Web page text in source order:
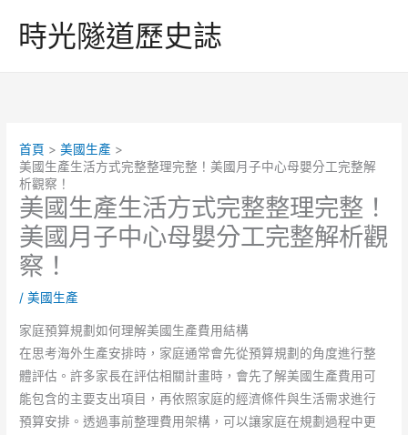
時光隧道歷史誌
首頁
美國生產
美國生產生活方式完整整理完整！美國月子中心母嬰分工完整解
析觀察！
美國生產生活方式完整整理完整！
美國月子中心母嬰分工完整解析觀
察！
/美國生產
家庭預算規劃如何理解美國生產費用結構
在思考海外生產安排時，家庭通常會先從預算規劃的角度進行整
體評估。許多家長在評估相關計畫時，會先了解美國生產費用可
能包含的主要支出項目，再依照家庭的經濟條件與生活需求進行
預算安排。透過事前整理費用架構，可以讓家庭在規劃過程中更